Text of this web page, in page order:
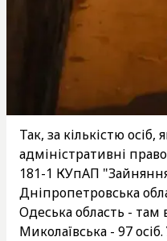
Так, за кількістю осіб,
адміністративні
181-1 КУпАП
Дніпропетровська
Одеська область - там
Миколаївська - 97